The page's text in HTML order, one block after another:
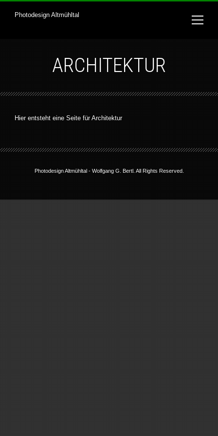
Photodesign Altmühltal
ARCHITEKTUR
Hier entsteht eine Seite für Architektur
Photodesign Altmühltal - Wolfgang G. Bertl. All Rights Reserved.